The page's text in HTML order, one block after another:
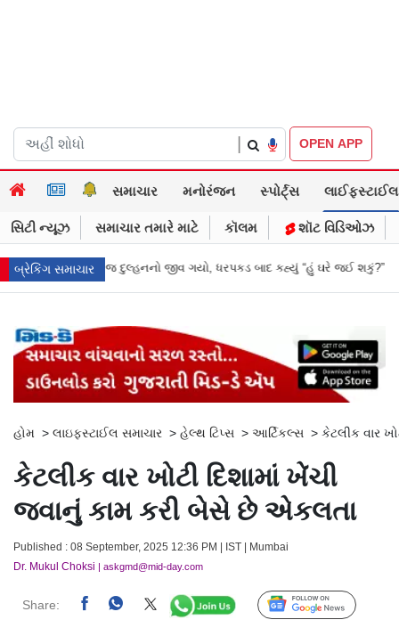
OPEN APP
સમાચાર મનોરંજન સ્પોર્ટ્સ લાઈફસ્ટાઈલ
સિટી ન્યૂઝ સમાચાર તમારે માટે કૉલમ શૉટ વિડિઓઝ
બ્રેકિંગ સમાચાર
બાદ કહ્યું “હું ઘરે જઈ શકું?” ‘હું બાબા બાગેશ્વર નથી...’: IIT દિલ્હીમાં
હોમ > લાઇફસ્ટાઈલ સમાચાર > હેલ્થ ટિપ્સ > આર્ટિકલ્સ > કેટલીક વાર
કેટલીક વાર ખોટી દિશામાં ખેંચી
જવાનું કામ કરી બેસે છે એકલતા
Published : 08 September, 2025 12:36 PM | IST | Mumbai
Dr. Mukul Choksi | askgmd@mid-day.com
Share: Follow Us